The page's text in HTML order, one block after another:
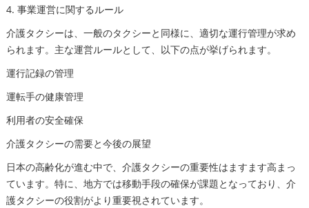
4. 事業運営に関するルール
介護タクシーは、一般のタクシーと同様に、適切な運行管理が求め
られます。主な運営ルールとして、以下の点が挙げられます。
運行記録の管理
運転手の健康管理
利用者の安全確保
介護タクシーの需要と今後の展望
日本の高齢化が進む中で、介護タクシーの重要性はますます高まっ
ています。特に、地方では移動手段の確保が課題となっており、介
護タクシーの役割がより重要視されています。